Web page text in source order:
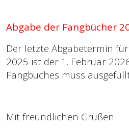
Abgabe der Fangbücher
Der letzte Abgabetermin
2025 ist der 1. Februar
Fangbuches muss
Mit freundlichen Grüßen